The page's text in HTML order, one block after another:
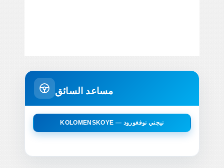
مساعد السائق
KOLOMENSKOYE — نيجني نوفغورود